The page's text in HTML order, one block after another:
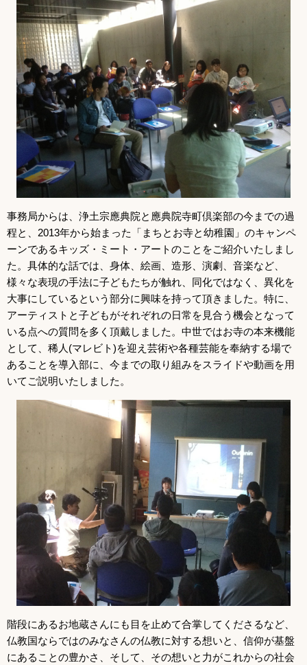
事務局からは、浄土宗應典院と應典院寺町倶楽部の今までの過
程と、2013年から始まった「まちとお寺と幼稚園」のキャンペ
ーンであるキッズ・ミート・アートのことをご紹介いたしまし
た。具体的な話では、身体、絵画、造形、演劇、音楽など、
様々な表現の手法に子どもたちが触れ、同化ではなく、異化を
大事にしているという部分に興味を持って頂きました。特に、
アーティストと子どもがそれぞれの日常を見合う機会となって
いる点への質問を多く頂戴しました。中世ではお寺の本来機能
として、稀人(マレビト)を迎え芸術や各種芸能を奉納する場で
あることを導入部に、今までの取り組みをスライドや動画を用
いてご説明いたしました。
階段にあるお地蔵さんにも目を止めて合掌してくださるなど、
仏教国ならではのみなさんの仏教に対する想いと、信仰が基盤
にあることの豊かさ、そして、その想いと力がこれからの社会